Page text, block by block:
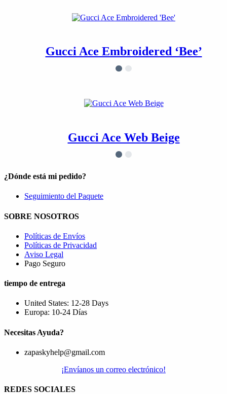
Gucci Ace Embroidered ‘Bee’
Gucci Ace Web Beige
¿Dónde está mi pedido?
Seguimiento del Paquete
SOBRE NOSOTROS
Políticas de Envíos
Políticas de Privacidad
Aviso Legal
Pago Seguro
tiempo de entrega
United States: 12-28 Days
Europa: 10-24 Días
Necesitas Ayuda?
zapaskyhelp@gmail.com​
¡Envíanos un correo electrónico!
REDES SOCIALES